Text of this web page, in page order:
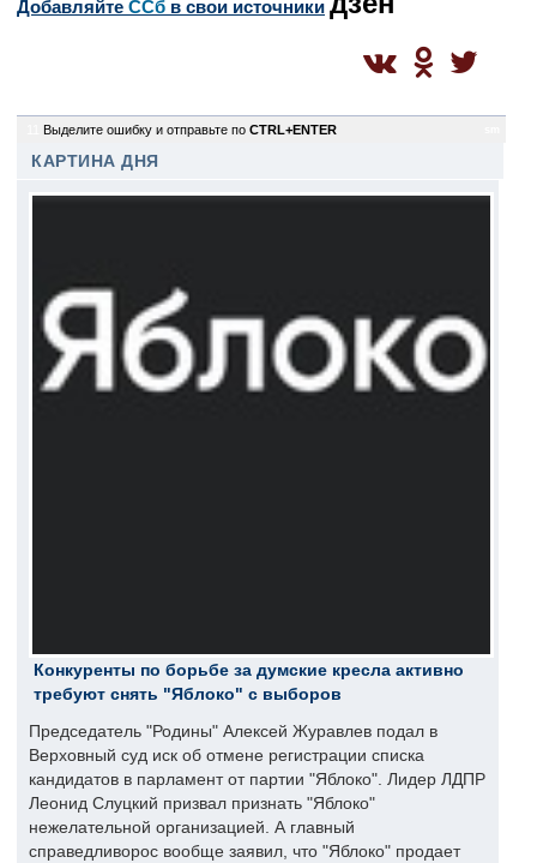
Добавляйте CСб в свои источники
Выделите ошибку и отправьте по CTRL+ENTER
КАРТИНА ДНЯ
Конкуренты по борьбе за думские кресла активно
требуют снять "Яблоко" с выборов
Председатель "Родины" Алексей Журавлев подал в
Верховный суд иск об отмене регистрации списка
кандидатов в парламент от партии "Яблоко". Лидер ЛДПР
Леонид Слуцкий призвал признать "Яблоко"
нежелательной организацией. А главный
справедливорос вообще заявил, что "Яблоко" продает